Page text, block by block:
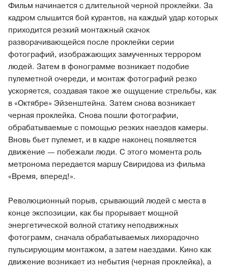
Фильм начинается с длительной черной проклейки. За
кадром слышится бой курантов, на каждый удар которых
приходится резкий монтажный скачок
разворачивающейся после проклейки серии
фотографий, изображающих замученных террором
людей. Затем в фонограмме возникает подобие
пулеметной очереди, и монтаж фотографий резко
ускоряется, создавая такое же ощущение стрельбы, как
в «Октябре» Эйзенштейна. Затем снова возникает
черная проклейка. Снова пошли фотографии,
обрабатываемые с помощью резких наездов камеры.
Вновь бьет пулемет, и в кадре наконец появляется
движение — побежали люди. С этого момента роль
метронома передается маршу Свиридова из фильма
«Время, вперед!».
Революционный порыв, срывающий людей с места в
конце экспозиции, как бы прорывает мощной
энергетической волной статику неподвижных
фотограмм, сначала обрабатываемых лихорадочно
пульсирующим монтажом, а затем наездами. Кино как
движение возникает из небытия (черная проклейка), а